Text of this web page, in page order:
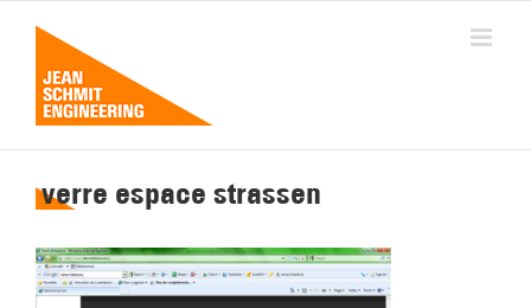
contenu
verre espace strassen